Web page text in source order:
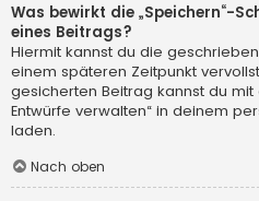
Was bewirkt die „Speichern“-
eines Beitrags?
Hiermit kannst du die
einem späteren Zeitpunkt
gesicherten Beitrag kannst du mit
Entwürfe verwalten“ in deinem
laden.
Nach oben